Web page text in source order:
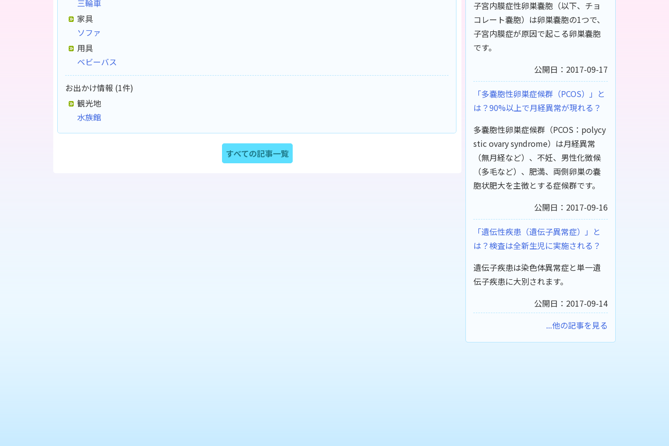
三輪車
家具
ソファ
用具
ベビーバス
お出かけ情報 (1件)
観光地
水族館
すべての記事一覧
子宮内膜症性卵巣嚢胞（以下、チョ
コレート嚢胞）は卵巣嚢胞の1つで、
子宮内膜症が原因で起こる卵巣嚢胞
です。
公開日：2017-09-17
「多嚢胞性卵巣症候群（PCOS）」と
は？90%以上で月経異常が現れる？
多嚢胞性卵巣症候群（PCOS：polycy
stic ovary syndrome）は月経異常
（無月経など）、不妊、男性化徴候
（多毛など）、肥満、両側卵巣の嚢
胞状肥大を主徴とする症候群です。
公開日：2017-09-16
「遺伝性疾患（遺伝子異常症）」と
は？検査は全新生児に実施される？
遺伝子疾患は染色体異常症と単一遺
伝子疾患に大別されます。
公開日：2017-09-14
...他の記事を見る